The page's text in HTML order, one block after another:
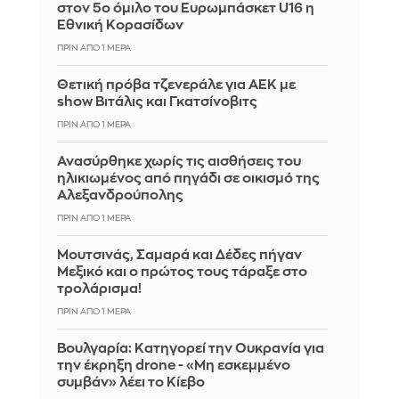
στον 5ο όμιλο του Ευρωμπάσκετ U16 η
Εθνική Κορασίδων
ΠΡΙΝ ΑΠΌ 1 ΜΈΡΑ
Θετική πρόβα τζενεράλε για ΑΕΚ με
show Βιτάλις και Γκατσίνοβιτς
ΠΡΙΝ ΑΠΌ 1 ΜΈΡΑ
Ανασύρθηκε χωρίς τις αισθήσεις του
ηλικιωμένος από πηγάδι σε οικισμό της
Αλεξανδρούπολης
ΠΡΙΝ ΑΠΌ 1 ΜΈΡΑ
Μουτσινάς, Σαμαρά και Δέδες πήγαν
Μεξικό και ο πρώτος τους τάραξε στο
τρολάρισμα!
ΠΡΙΝ ΑΠΌ 1 ΜΈΡΑ
Βουλγαρία: Κατηγορεί την Ουκρανία για
την έκρηξη drone - «Μη εσκεμμένο
συμβάν» λέει το Κίεβο